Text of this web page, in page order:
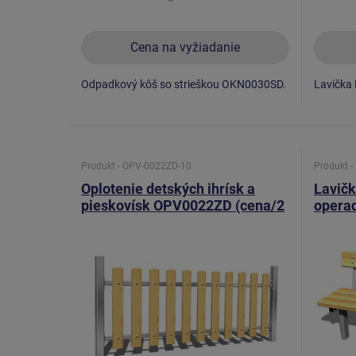
Cena na vyžiadanie
Odpadkový kôš so strieškou OKN0030SD. Lavička
Produkt - OPV-0022ZD-10
Oplotenie detských ihrísk a
pieskovísk OPV0022ZD (cena/2
Produkt -